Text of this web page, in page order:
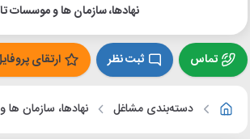
نهادها، سازمان ها و موسسات
تماس ثبت نظر ارتقای
دسته‌بندی مشاغل نهادها، سازمان